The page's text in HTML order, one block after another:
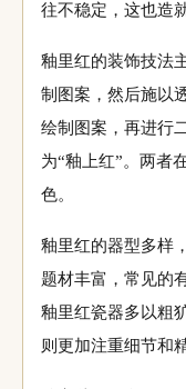
往不稳定，这也造
釉里红的装饰技法
制图案，然后施以
绘制图案，再进行
为“釉上红”。两者
色。
釉里红的器型多样
题材丰富，常见的
釉里红瓷器多以粗
则更加注重细节和